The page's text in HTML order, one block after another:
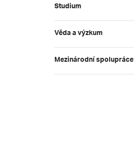
Studium
Věda a výzkum
Mezinárodní spolupráce